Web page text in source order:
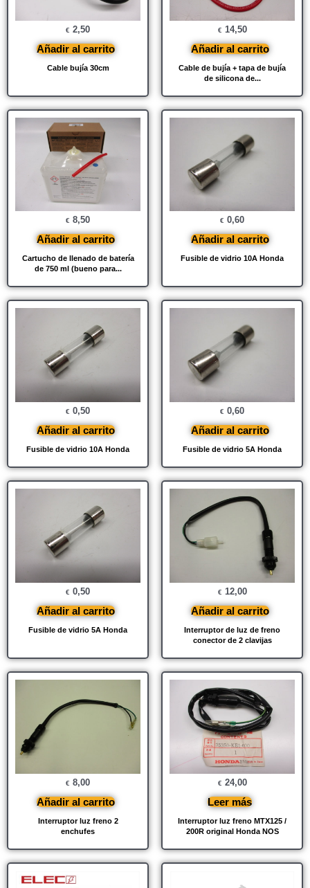
Cable bujía 30cm
€ 2,50
Añadir al carrito
Cable de bujía + tapa de bujía
de silicona de...
€ 14,50
Añadir al carrito
Cartucho de llenado de batería
de 750 ml (bueno para...
€ 8,50
Añadir al carrito
Fusible de vidrio 10A Honda
€ 0,60
Añadir al carrito
Fusible de vidrio 10A Honda
€ 0,50
Añadir al carrito
Fusible de vidrio 5A Honda
€ 0,60
Añadir al carrito
Fusible de vidrio 5A Honda
€ 0,50
Añadir al carrito
Interruptor de luz de freno
conector de 2 clavijas
€ 12,00
Añadir al carrito
Interruptor luz freno 2
enchufes
€ 8,00
Añadir al carrito
Interruptor luz freno MTX125 /
200R original Honda NOS
€ 24,00
Leer más